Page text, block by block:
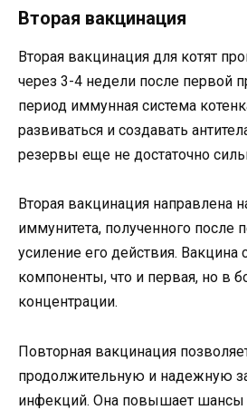
Вторая вакцинация
Вторая вакцинация для котят
через 3-4 недели после первой
период иммунная система
развиваться и создавать
резервы еще не достаточно
Вторая вакцинация направлена
иммунитета, полученного после
усиление его действия. Вакцина
компоненты, что и первая, но в
концентрации.
Повторная вакцинация
продолжительную и надежную
инфекций. Она повышает шансы